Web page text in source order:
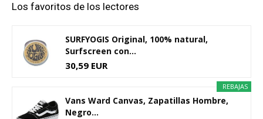
Los favoritos de los lectores
SURFYOGIS Original, 100% natural,
Surfscreen con...
30,59 EUR
REBAJAS
Vans Ward Canvas, Zapatillas Hombre,
Negro...